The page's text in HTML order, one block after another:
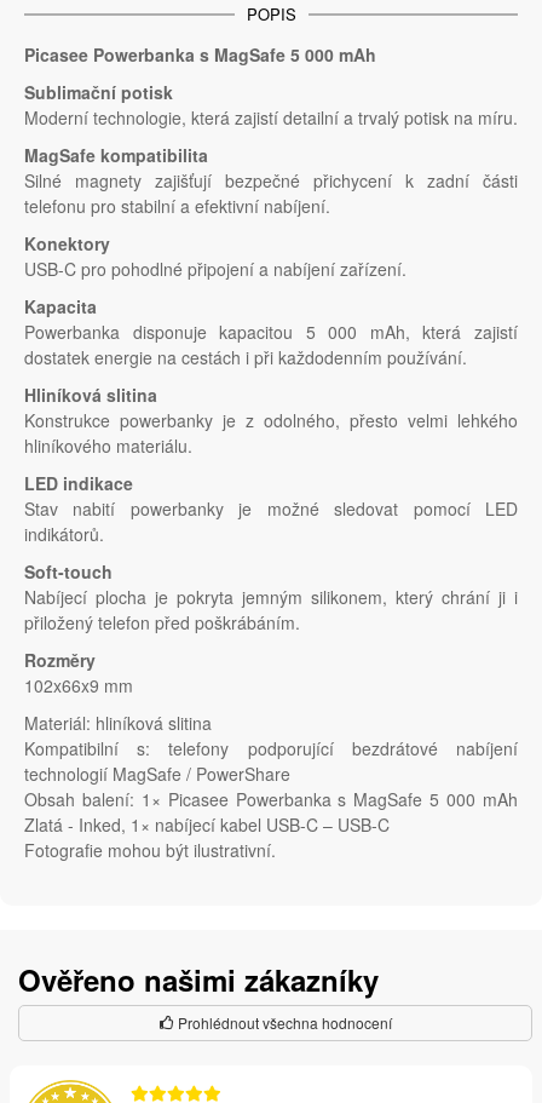
POPIS
Picasee Powerbanka s MagSafe 5 000 mAh
Sublimační potisk
Moderní technologie, která zajistí detailní a trvalý potisk na míru.
MagSafe kompatibilita
Silné magnety zajišťují bezpečné přichycení k zadní části
telefonu pro stabilní a efektivní nabíjení.
Konektory
USB-C pro pohodlné připojení a nabíjení zařízení.
Kapacita
Powerbanka disponuje kapacitou 5 000 mAh, která zajistí
dostatek energie na cestách i při každodenním používání.
Hliníková slitina
Konstrukce powerbanky je z odolného, přesto velmi lehkého
hliníkového materiálu.
LED indikace
Stav nabití powerbanky je možné sledovat pomocí LED
indikátorů.
Soft-touch
Nabíjecí plocha je pokryta jemným silikonem, který chrání ji i
přiložený telefon před poškrábáním.
Rozměry
102x66x9 mm
Materiál: hliníková slitina
Kompatibilní s: telefony podporující bezdrátové nabíjení
technologií MagSafe / PowerShare
Obsah balení: 1× Picasee Powerbanka s MagSafe 5 000 mAh
Zlatá - Inked, 1× nabíjecí kabel USB-C – USB-C
Fotografie mohou být ilustrativní.
Ověřeno našimi zákazníky
Prohlédnout všechna hodnocení